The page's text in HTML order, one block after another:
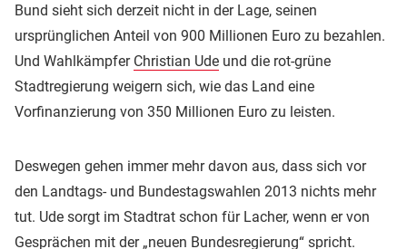
Bund sieht sich derzeit nicht in der Lage, seinen
ursprünglichen Anteil von 900 Millionen Euro zu bezahlen.
Und Wahlkämpfer Christian Ude und die rot-grüne
Stadtregierung weigern sich, wie das Land eine
Vorfinanzierung von 350 Millionen Euro zu leisten.
Deswegen gehen immer mehr davon aus, dass sich vor
den Landtags- und Bundestagswahlen 2013 nichts mehr
tut. Ude sorgt im Stadtrat schon für Lacher, wenn er von
Gesprächen mit der „neuen Bundesregierung“ spricht.